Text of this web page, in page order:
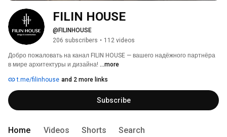
FILIN HOUSE
@FILINHOUSE
206 subscribers • 112 videos
Добро пожаловать на канал FILIN HOUSE — вашего надёжного партнёра
в мире архитектуры и дизайна! ...more
t.me/filinhouse and 2 more links
Subscribe
Home Videos Shorts Search